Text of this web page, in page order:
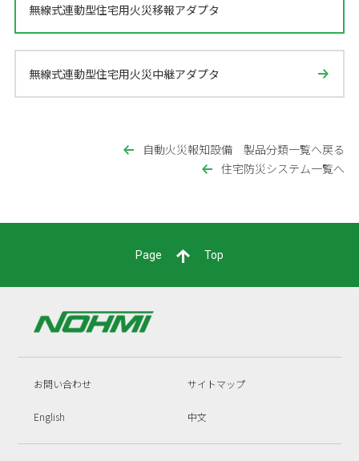
無線式連動型住宅用火災移報アダプタ
無線式連動型住宅用火災中継アダプタ
自動火災報知設備 製品分類一覧へ戻る
住宅防災システム一覧へ
Page Top
お問い合わせ サイトマップ
English 中文